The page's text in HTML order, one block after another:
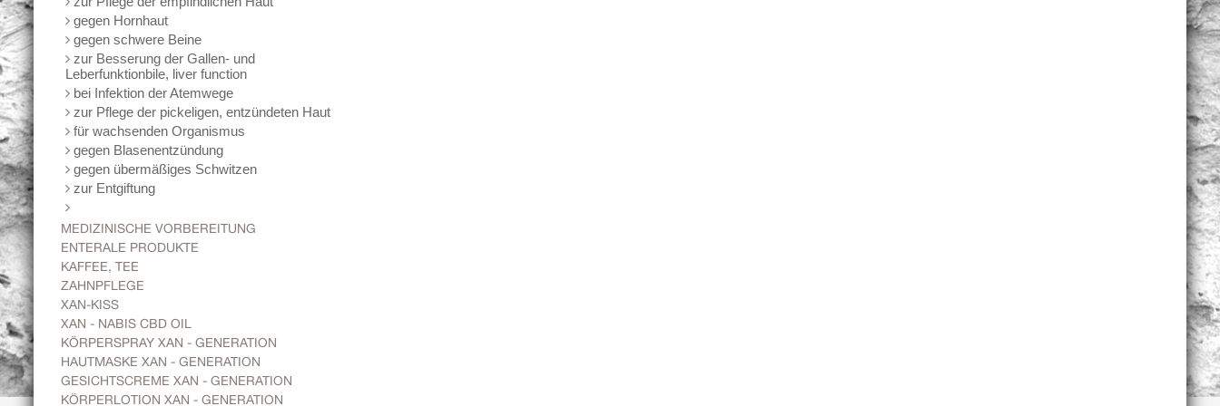
gegen Hornhaut
gegen schwere Beine
zur Besserung der Gallen- und
Leberfunktionbile, liver function
bei Infektion der Atemwege
zur Pflege der pickeligen, entzündeten Haut
für wachsenden Organismus
gegen Blasenentzündung
gegen übermäßiges Schwitzen
zur Entgiftung
MEDIZINISCHE VORBEREITUNG
ENTERALE PRODUKTE
KAFFEE, TEE
ZAHNPFLEGE
XAN-KISS
XAN - NABIS CBD OIL
KÖRPERSPRAY XAN - GENERATION
HAUTMASKE XAN - GENERATION
GESICHTSCREME XAN - GENERATION
KÖRPERLOTION XAN - GENERATION